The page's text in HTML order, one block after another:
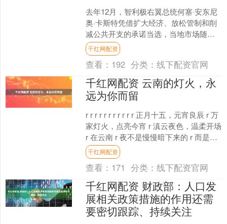
去年12月，智利极右翼总统何塞·安东尼
奥·卡斯特凭借扩大经济、放松管制和削
减公共开支的承诺当选，当地市场随之
上涨。然而，随着伊朗战争导致全球市
场陷入混乱，现在的....
千红网配资
查看： 192 分类：线下配资官网
千红网配资 云南的灯火，永
远为你而留
r r r r r r r r r r r 正月十五，元宵良辰 r 万
家灯火，点亮今宵 r 滇云夜色，温柔开场
r 在云南 r 夜不是慢慢暗下来的 r 而是被
一....
千红网配资
查看： 171 分类：线下配资官网
千红网配资 财政部：人口发
展相关政策措施的作用还需
要密切跟踪、持续关注